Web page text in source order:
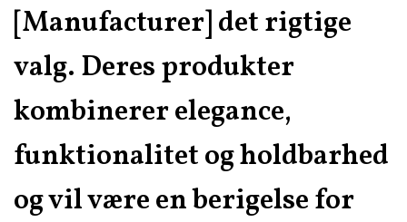
[Manufacturer] det rigtige
valg. Deres produkter
kombinerer elegance,
funktionalitet og holdbarhed
og vil være en berigelse for